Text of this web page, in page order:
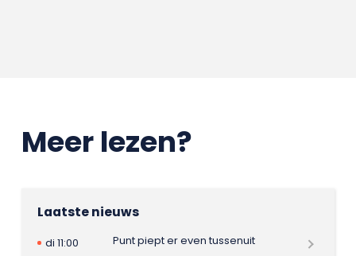
Meer lezen?
Laatste nieuws
di 11:00
Punt piept er even tussenuit